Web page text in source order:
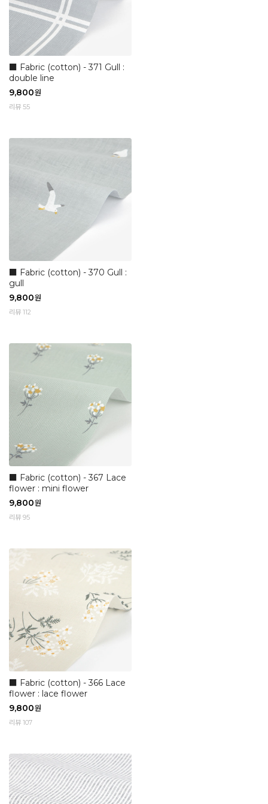
■ Fabric (cotton) - 371 Gull :
double line
9,800원
리뷰 55
■ Fabric (cotton) - 370 Gull :
gull
9,800원
리뷰 112
■ Fabric (cotton) - 367 Lace
flower : mini flower
9,800원
리뷰 95
■ Fabric (cotton) - 366 Lace
flower : lace flower
9,800원
리뷰 107